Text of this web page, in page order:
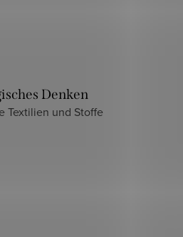
Denken
Textilien und Stoffe